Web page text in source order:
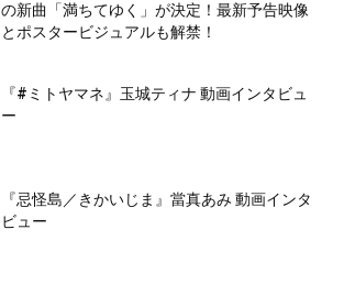
の新曲「満ちてゆく」が決定！最新予告映像
とポスタービジュアルも解禁！
『#ミトヤマネ』玉城ティナ 動画インタビュ
ー
『忌怪島／きかいじま』當真あみ 動画インタ
ビュー